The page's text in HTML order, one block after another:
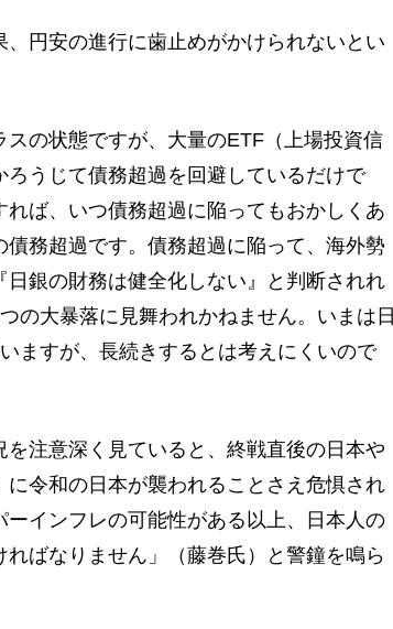
円安の進行に歯止めがかけられないとい
スの状態ですが、大量のETF（上場投資信
うじて債務超過を回避しているだけで
ば、いつ債務超過に陥ってもおかしくあ
務超過です。債務超過に陥って、海外勢
日銀の財務は健全化しない』と判断されれ
の大暴落に見舞われかねません。いまは日
ますが、長続きするとは考えにくいので
注意深く見ていると、終戦直後の日本や
に令和の日本が襲われることさえ危惧され
インフレの可能性がある以上、日本人の
ばなりません」（藤巻氏）と警鐘を鳴ら